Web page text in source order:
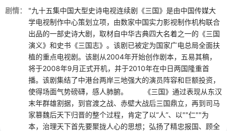
剧情：
"九十五集中国大型史诗电视连续剧《三国》是由中国传媒大
学电视制作中心策划立项，由数家中国实力影视制作机构联合
出品的一部史诗大剧，取材自中华古典四大名着之一的《三国
演义》和史书《三国志》。该剧已被定为国家广电总局全面扶
植的重点电视剧。该剧从2004年开始创作剧本，五易其稿，
将于2008年9月正式开机，并于2010年在中日两国隆重首
播。该剧集结了中港台两岸三地强大的演员阵容和巨额投资，
使得场面气势磅礴，感人肺腑。 《三国》通过表现从东汉
末年群雄割据，到官渡之战、赤壁大战后三国鼎立，再到司马
家篡魏后天下归晋的整个过程，肯定了以“人”、以""仁""为
本，治理天下首先要聚拢人心的思想；弘扬了精忠报国、顾全